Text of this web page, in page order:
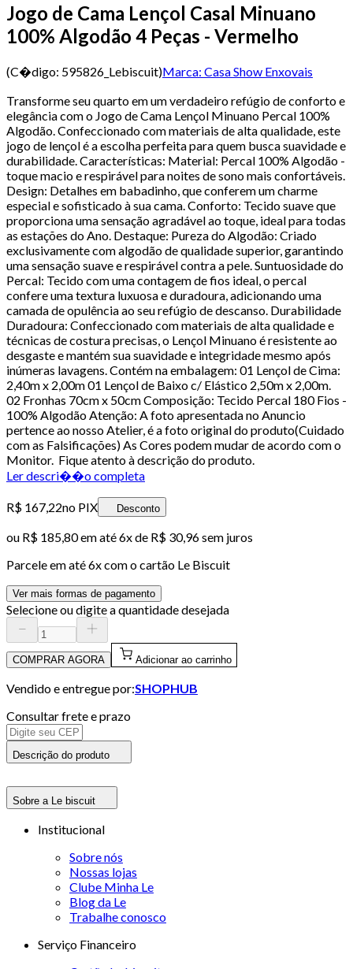
Jogo de Cama Lençol Casal Minuano
100% Algodão 4 Peças - Vermelho
(C�digo: 595826_Lebiscuit)Marca: Casa Show Enxovais
Transforme seu quarto em um verdadeiro refúgio de conforto e
elegância com o Jogo de Cama Lençol Minuano Percal 100%
Algodão. Confeccionado com materiais de alta qualidade, este
jogo de lençol é a escolha perfeita para quem busca suavidade e
durabilidade. Características: Material: Percal 100% Algodão -
toque macio e respirável para noites de sono mais confortáveis.
Design: Detalhes em babadinho, que conferem um charme
especial e sofisticado à sua cama. Conforto: Tecido suave que
proporciona uma sensação agradável ao toque, ideal para todas
as estações do Ano. Destaque: Pureza do Algodão: Criado
exclusivamente com algodão de qualidade superior, garantindo
uma sensação suave e respirável contra a pele. Suntuosidade do
Percal: Tecido com uma contagem de fios ideal, o percal
confere uma textura luxuosa e duradoura, adicionando uma
camada de opulência ao seu refúgio de descanso. Durabilidade
Duradoura: Confeccionado com materiais de alta qualidade e
técnicas de costura precisas, o Lençol Minuano é resistente ao
desgaste e mantém sua suavidade e integridade mesmo após
inúmeras lavagens. Contém na embalagem: 01 Lençol de Cima:
2,40m x 2,00m 01 Lençol de Baixo c/ Elástico 2,50m x 2,00m.
02 Fronhas 70cm x 50cm Composição: Tecido Percal 180 Fios -
100% Algodão Atenção: A foto apresentada no Anuncio
pertence ao nosso Atelier, é a foto original do produto(Cuidado
com as Falsificações) As Cores podem mudar de acordo com o
Monitor. Fique atento à descrição do produto.
Ler descri��o completa
R$ 167,22no PIX Desconto
ou R$ 185,80em até6x de R$ 30,96 sem juros
Parcele em até6x com o cartão Le Biscuit
Ver mais formas de pagamento
Selecione ou digite a quantidade desejada
COMPRAR AGORA Adicionar ao carrinho
Vendido e entregue por:SHOPHUB
Consultar frete e prazo
Descrição do produto
Sobre a Le biscuit
Institucional
Sobre nós
Nossas lojas
Clube Minha Le
Blog da Le
Trabalhe conosco
Serviço Financeiro